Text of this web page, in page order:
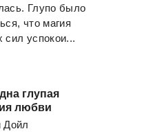
Глупо было
что магия
сил успокои...
глупая
любви
Дойл